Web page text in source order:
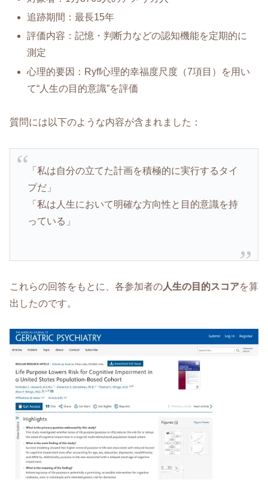
追跡期間：最長15年
評価内容：記憶・判断力などの認知機能を定期的に
測定
心理的要因：Ryff心理的幸福度尺度（7項目）を用い
て“人生の目的意識”を評価
質問には以下のような内容が含まれました：
「私は自分の立てた計画を積極的に実行するタイ
プだ」
「私は人生において明確な方向性と目的意識を持
っている」
これらの回答をもとに、各参加者の人生の目的スコアを算
出したのです。